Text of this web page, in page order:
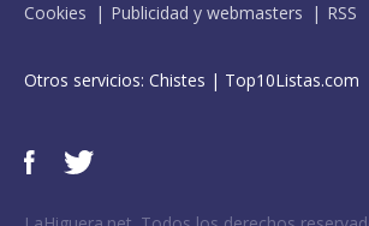
Cookies
Publicidad y webmasters RSS
Otros servicios: Chistes | Top10Listas.com